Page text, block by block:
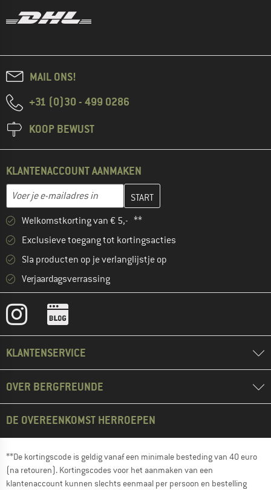
MAIL ONS!
+31 (0)30 - 499 0286
KOOP BEWUST
KLANTENACCOUNT AANMAKEN
E-mailadres
Vul je e-mailadres hier in en maak in de volgende stap je
Welkomstkorting van € 5,- **
Exclusieve toegang tot kortingsacties
Sla producten op je verlanglijstje op
Verjaardagsverrassing
KLANTENSERVICE
OVER BERGFREUNDE
DE OVEREENKOMST HERROEPEN
**De kortingscode is geldig vanaf een minimale besteding van 40 euro
(na retouren). Kortingscodes voor het aanmaken van een
klantenaccount kunnen slechts eenmaal per persoon en bestelling